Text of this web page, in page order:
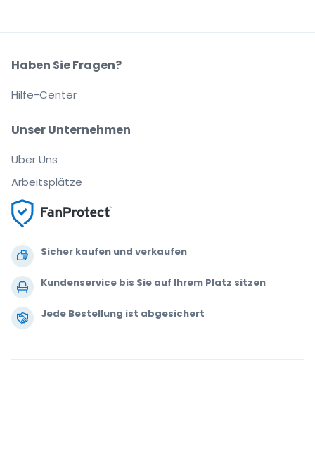
Sicher kaufen und verkaufen
Kundenservice bis Sie auf Ihrem Platz sitzen
Jede Bestellung ist abgesichert
Unser Unternehmen
Über Uns
Arbeitsplätze
Haben Sie Fragen?
Hilfe-Center